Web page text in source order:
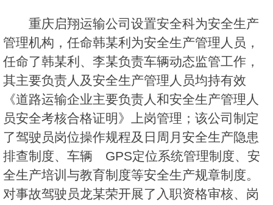
重庆启翔运输公司设置安全科为安全生产
管理机构，任命韩某利为安全生产管理人员，
任命了韩某利、李某负责车辆动态监管工作，
其主要负责人及安全生产管理人员均持有效
《道路运输企业主要负责人和安全生产管理人
员安全考核合格证明》上岗管理；该公司制定
了驾驶员岗位操作规程及日周月安全生产隐患
排查制度、车辆 GPS定位系统管理制度、安
全生产培训与教育制度等安全生产规章制度。
对事故驾驶员龙某荣开展了入职资格审核、岗